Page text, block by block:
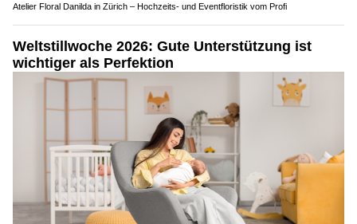
Atelier Floral Danilda in Zürich – Hochzeits- und Eventfloristik vom Profi
Weltstillwoche 2026: Gute Unterstützung ist
wichtiger als Perfektion